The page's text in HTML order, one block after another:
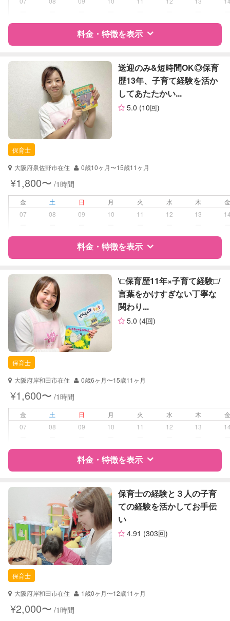
料金・特徴を表示
特徴 料金 レビュー
サポートの特徴
企業型割引対象(旧内閣府補助対象)
保育士
対応可能/特徴
送迎サポート
病児対応 病児、病後児、ともに不可
音楽レッスン
絵・工作レッスン
定期予約
お子様の撮影
（定期特典）
対応可能
送迎のみ&短時間OK◎保育
歴13年、子育て経験を活か
してあたたかい...
5.0 (10回)
保育士
大阪府泉佐野市在住
0歳10ヶ月〜15歳11ヶ月
¥1,800〜 /1時間
金 土 日 月 火 水 木
07
08 09 10 11 12 13
料金・特徴を表示
特徴 料金 レビュー
サポートの特徴
資格
自治体届出済ベビーシッター
対応可能/特徴
子育て経験
病児対応
障がい児対応 対応可否は個別に相談
レッスン 絵・工作レッスン
（定期特典）
対応可能
\□︎保育歴11年×子育て経験□︎/
言葉をかけすぎない丁寧な
関わり...
5.0 (4回)
保育士
大阪府岸和田市在住
0歳6ヶ月〜15歳11ヶ月
¥1,600〜 /1時間
金 土 日 月 火 水 木
07
08 09 10 11 12 13
料金・特徴を表示
特徴 料金 レビュー
サポートの特徴
資格
自治体届出済ベビーシッター
保育士
幼稚園教諭
対応可能/特徴 子育て経験
病児対応
保育士の経験と３人の子育
ての経験を活かしてお手伝
い
4.91 (303回)
保育士
大阪府岸和田市在住
1歳0ヶ月〜12歳11ヶ月
¥2,000〜 /1時間